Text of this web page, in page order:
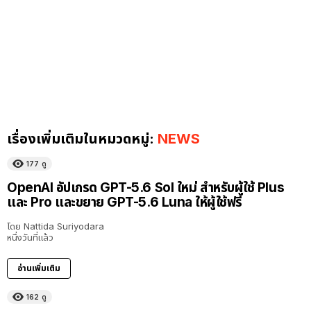
เรื่องเพิ่มเติมในหมวดหมู่: NEWS
177 ดู
OpenAI อัปเกรด GPT-5.6 Sol ใหม่ สำหรับผู้ใช้ Plus
และ Pro และขยาย GPT-5.6 Luna ให้ผู้ใช้ฟรี
โดย Nattida Suriyodara
หนึ่งวันที่แล้ว
อ่านเพิ่มเติม
162 ดู